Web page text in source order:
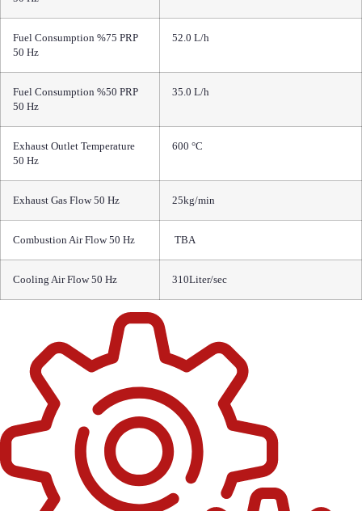
Fuel Consumption %75 PRP
50 Hz
52.0 L/h
Fuel Consumption %50 PRP
50 Hz
35.0 L/h
Exhaust Outlet Temperature
50 Hz
600 °C
Exhaust Gas Flow 50 Hz 25kg/min
Combustion Air Flow 50 Hz TBA
Cooling Air Flow 50 Hz 310Liter/sec